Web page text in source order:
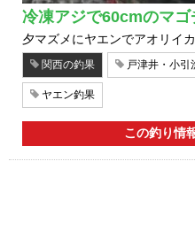
冷凍アジで60cmのマゴ
夕マズメにヤエンでアオリイ
関西の釣果 戸津井・小引
ヤエン釣果
この釣り情